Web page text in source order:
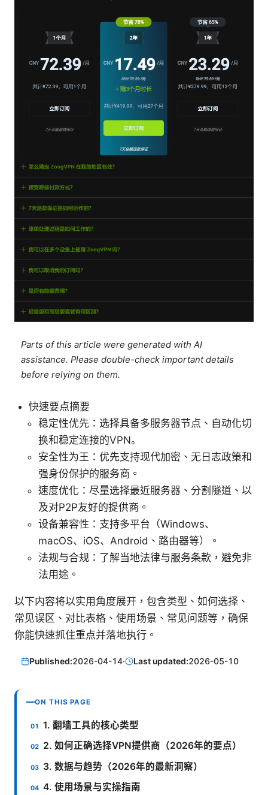
Parts of this article were generated with AI
assistance. Please double-check important details
before relying on them.
快速要点摘要
稳定性优先：选择具备多服务器节点、自动化切
换和稳定连接的VPN。
安全性为王：优先支持现代加密、无日志政策和
强身份保护的服务商。
速度优化：尽量选择最近服务器、分割隧道、以
及对P2P友好的提供商。
设备兼容性：支持多平台（Windows、
macOS、iOS、Android、路由器等）。
法规与合规：了解当地法律与服务条款，避免非
法用途。
以下内容将以实用角度展开，包含类型、如何选择、
常见误区、对比表格、使用场景、常见问题等，确保
你能快速抓住重点并落地执行。
Published:2026-04-14· Last updated:2026-05-10
ON THIS PAGE
1. 翻墙工具的核心类型
2. 如何正确选择VPN提供商（2026年的要点）
3. 数据与趋势（2026年的最新洞察）
4. 使用场景与实操指南